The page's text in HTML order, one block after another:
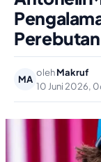
MA
olehMakruf
10 Juni 2026,